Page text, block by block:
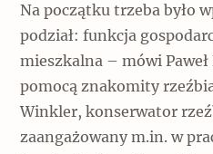
Na początku trzeba było
podział: funkcja
mieszkalna – mówi Paweł
pomocą znakomity
Winkler, konserwator
zaangażowany m.in. w